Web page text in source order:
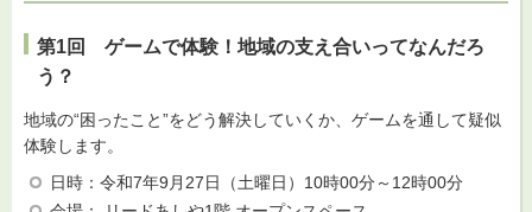
第1回 ゲームで体験！地域の支え合いってなんだろ
う？
地域の“困ったこと”をどう解決していくか、ゲームを通して疑似
体験します。
日時：令和7年9月27日（土曜日）10時00分～12時00分